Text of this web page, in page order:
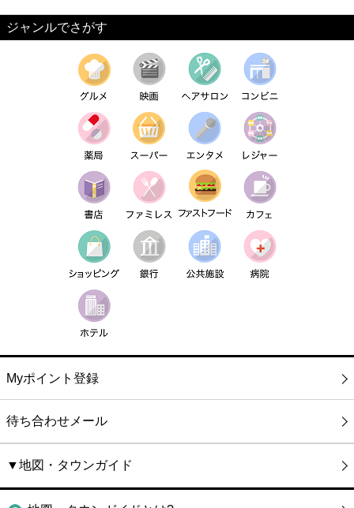
ジャンルでさがす
Myポイント登録
待ち合わせメール
▼地図・タウンガイド